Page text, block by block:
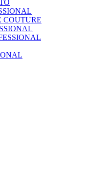
COUTURE